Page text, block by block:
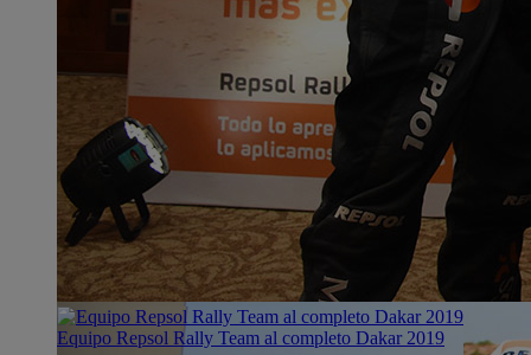
Equipo Repsol Rally Team al completo Dakar 2019